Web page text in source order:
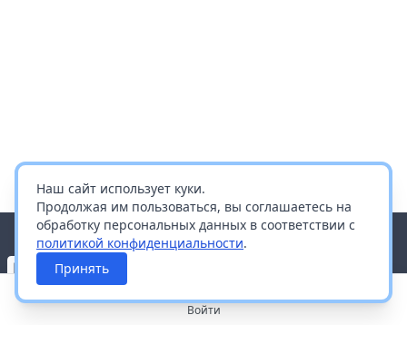
Наш сайт использует куки.
Продолжая им пользоваться, вы соглашаетесь на
обработку персональных данных в соответствии с
политикой конфиденциальности.
Принять
Войти